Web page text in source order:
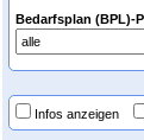
Bedarfsplan (BPL)-
Infos anzeigen